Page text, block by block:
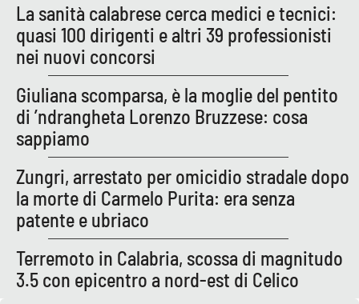
Sport
RUBRICHE
Good Morning Vietnam
Parchi Marini Calabria
Leggendo Alvaro insieme
Imprese Di Calabria
Le perfidie di Antonella Grippo
La sanità calabrese cerca medici e tecnici:
quasi 100 dirigenti e altri 39 professionisti
nei nuovi concorsi
Giuliana scomparsa, è la moglie del pentito
di ’ndrangheta Lorenzo Bruzzese: cosa
sappiamo
Zungri, arrestato per omicidio stradale dopo
la morte di Carmelo Purita: era senza
patente e ubriaco
Terremoto in Calabria, scossa di magnitudo
3.5 con epicentro a nord-est di Celico